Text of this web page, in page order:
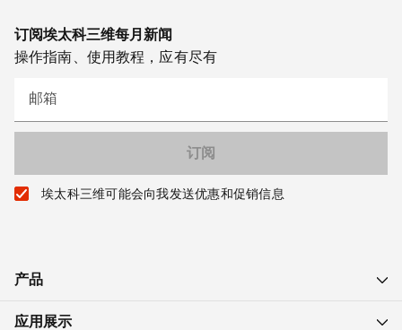
订阅埃太科三维每月新闻
操作指南、使用教程，应有尽有
邮箱
埃太科三维可能会向我发送优惠和促销信息
产品
应用展示